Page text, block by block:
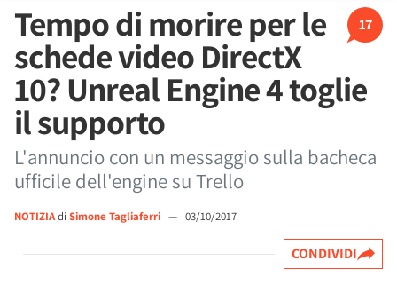
17
Tempo di morire per le
schede video DirectX
10? Unreal Engine 4 toglie
il supporto
L'annuncio con un messaggio sulla bacheca
ufficile dell'engine su Trello
NOTIZIAdi Simone Tagliaferri — 03/10/2017
CONDIVIDI